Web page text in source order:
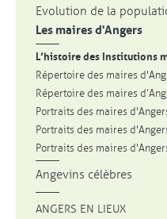
Evolution de la
Les maires d'Angers
L’histoire des Institutions
Répertoire des maires
Répertoire des maires
Portraits des maires
Portraits des maires
Portraits des maires
Angevins célèbres
ANGERS EN LIEUX